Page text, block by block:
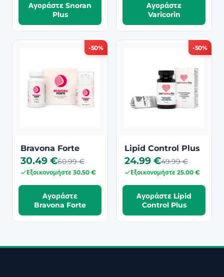
Αγοράστε Snoran
Plus
Αγοράστε
Varicorin
-50%
Bravona Forte
30.49 €60.99 €
Εξοικονομήστε 30.50 €
Αγοράστε
Bravona Forte
-50%
Lipid Control Plus
24.99 €49.99 €
Εξοικονομήστε 25.00 €
Αγοράστε Lipid
Control Plus